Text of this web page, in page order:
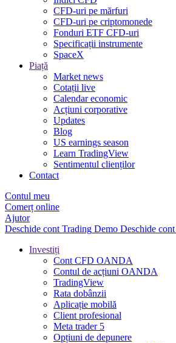
CFD-uri pe mărfuri
CFD-uri pe criptomonede
Fonduri ETF CFD-uri
Specificații instrumente
SpaceX
Piață
Market news
Cotații live
Calendar economic
Acțiuni corporative
Updates
Blog
US earnings season
Learn TradingView
Sentimentul clienților
Contact
Contul meu
Comerț online
Ajutor
Deschide cont Trading Demo Deschide
Investiți
Cont CFD OANDA
Contul de acțiuni OANDA
TradingView
Rata dobânzii
Aplicație mobilă
Client profesional
Meta trader 5
Opțiuni de depunere